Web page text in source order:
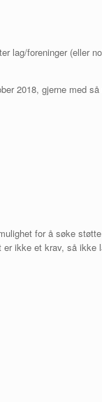
lag/foreninger (eller
2018, gjerne med
for å søke
er ikke et krav, så ikke